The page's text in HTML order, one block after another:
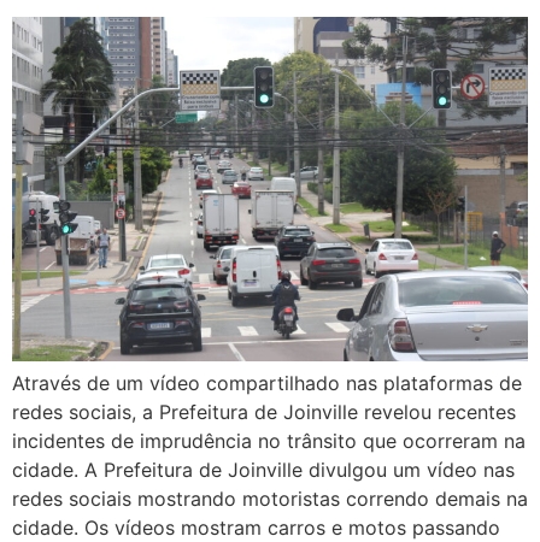
Através de um vídeo compartilhado nas plataformas de
redes sociais, a Prefeitura de Joinville revelou recentes
incidentes de imprudência no trânsito que ocorreram na
cidade. A Prefeitura de Joinville divulgou um vídeo nas
redes sociais mostrando motoristas correndo demais na
cidade. Os vídeos mostram carros e motos passando